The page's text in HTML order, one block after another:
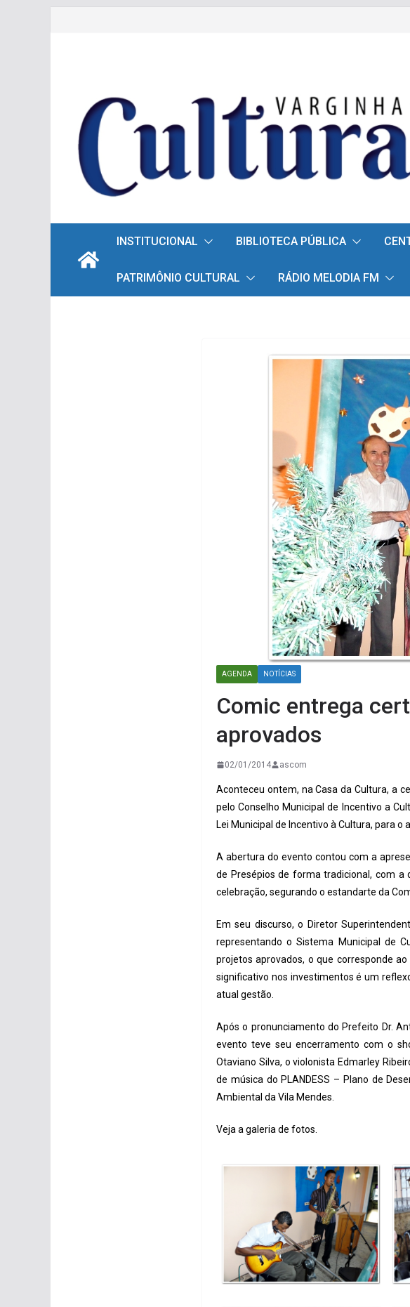
INSTITUCIONAL BIBLIOTECA PÚBLICA
PATRIMÔNIO CULTURAL RÁDIO MELODIA FM
AGENDA NOTÍCIAS
Comic entrega
aprovados
02/01/2014 ascom
Aconteceu ontem, na Casa da Cultura, a
pelo Conselho Municipal de Incentivo a
Lei Municipal de Incentivo à Cultura, para o
A abertura do evento contou com a
de Presépios de forma tradicional, com
celebração, segurando o estandarte da
Em seu discurso, o Diretor
representando o Sistema Municipal de
projetos aprovados, o que corresponde
significativo nos investimentos é um
atual gestão.
Após o pronunciamento do Prefeito Dr.
evento teve seu encerramento com o
Otaviano Silva, o violonista Edmarley
de música do PLANDESS – Plano de
Ambiental da Vila Mendes.
Veja a galeria de fotos.